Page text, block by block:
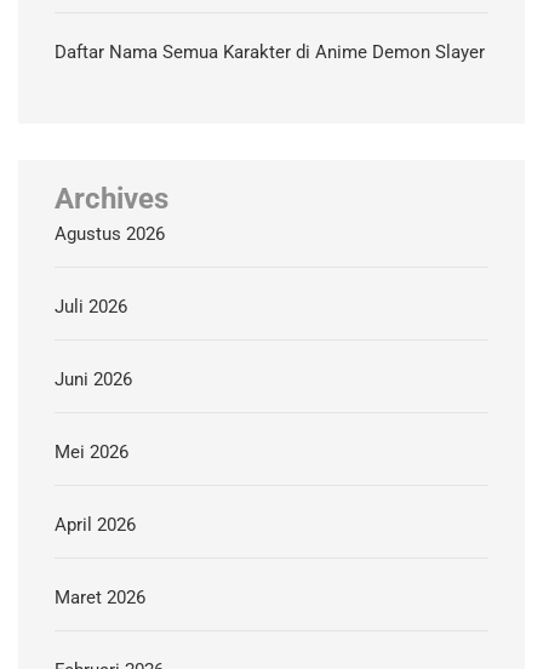
Daftar Nama Semua Karakter di Anime Demon Slayer
Archives
Agustus 2026
Juli 2026
Juni 2026
Mei 2026
April 2026
Maret 2026